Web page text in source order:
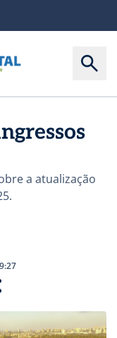
a atualização